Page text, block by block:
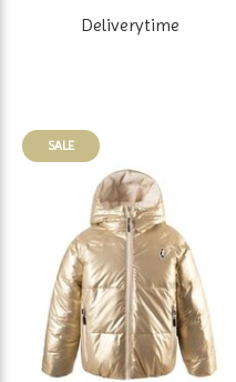
Deliverytime
SALE